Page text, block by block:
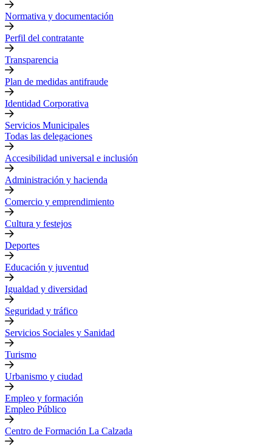
Normativa y documentación
Perfil del contratante
Transparencia
Plan de medidas antifraude
Identidad Corporativa
Servicios Municipales
Todas las delegaciones
Accesibilidad universal e inclusión
Administración y hacienda
Comercio y emprendimiento
Cultura y festejos
Deportes
Educación y juventud
Igualdad y diversidad
Seguridad y tráfico
Servicios Sociales y Sanidad
Turismo
Urbanismo y ciudad
Empleo y formación
Empleo Público
Centro de Formación La Calzada